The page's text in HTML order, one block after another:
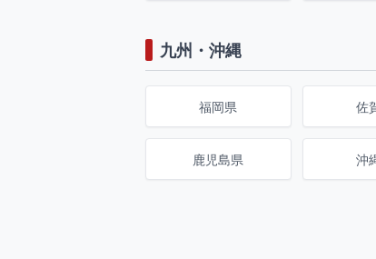
九州・沖縄
福岡県 佐
鹿児島県 沖